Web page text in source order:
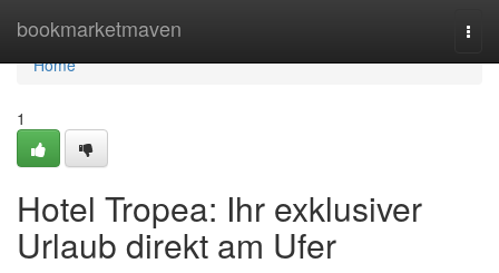
bookmarketmaven
Home
Home
1
Hotel Tropea: Ihr exklusiver
Urlaub direkt am Ufer